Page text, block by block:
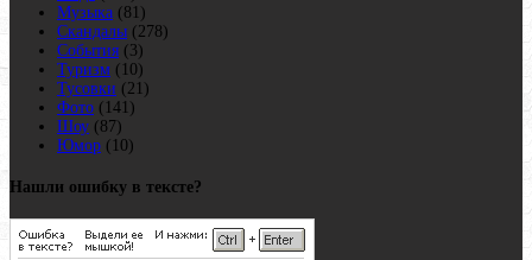
Музыка (81)
Скандалы (278)
События (3)
Туризм (10)
Тусовки (21)
Фото (141)
Шоу (87)
Юмор (10)
Нашли ошибку в тексте?